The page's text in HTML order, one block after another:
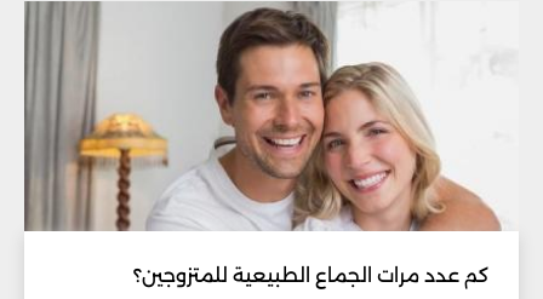
كم عدد مرات الجماع الطبيعية للمتزوجين؟